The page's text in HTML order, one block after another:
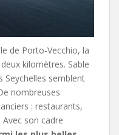
de Porto-Vecchio, la
kilomètres. Sable
Seychelles semblent
nombreuses
: restaurants,
son cadre